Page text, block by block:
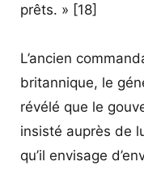
prêts. » [18]
L’ancien
britannique, le
révélé que le
insisté auprès de
qu’il envisage